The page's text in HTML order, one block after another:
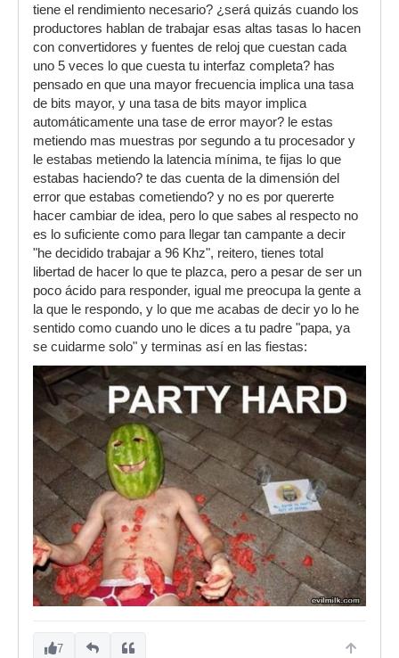
tiene el rendimiento necesario? ¿será quizás cuando los
productores hablan de trabajar esas altas tasas lo hacen
con convertidores y fuentes de reloj que cuestan cada
uno 5 veces lo que cuesta tu interfaz completa? has
pensado en que una mayor frecuencia implica una tasa
de bits mayor, y una tasa de bits mayor implica
automáticamente una tase de error mayor? le estas
metiendo mas muestras por segundo a tu procesador y
le estabas metiendo la latencia mínima, te fijas lo que
estabas haciendo? te das cuenta de la dimensión del
error que estabas cometiendo? y no es por quererte
hacer cambiar de idea, pero lo que sabes al respecto no
es lo suficiente como para llegar tan campante a decir
"he decidido trabajar a 96 Khz", reitero, tienes total
libertad de hacer lo que te plazca, pero a pesar de ser un
poco ácido para responder, igual me preocupa la gente a
la que le respondo, y lo que me acabas de decir yo lo he
sentido como cuando uno le dices a tu padre "papa, ya
se cuidarme solo" y terminas así en las fiestas:
7